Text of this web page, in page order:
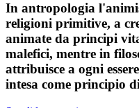
In antropologia
religioni primitive, a
animate da principi
malefici, mentre in
attribuisce a ogni
intesa come principio